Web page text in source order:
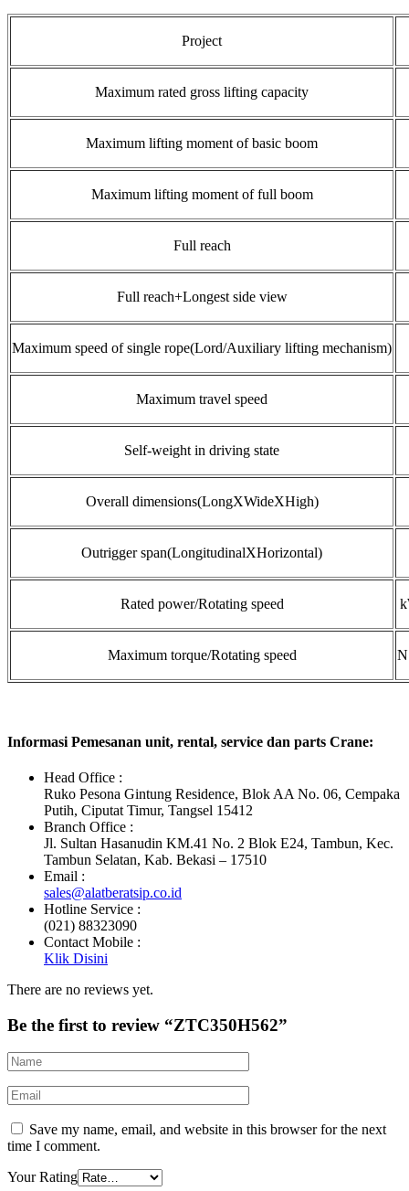
Project
Maximum rated gross lifting capacity
Maximum lifting moment of basic boom
Maximum lifting moment of full boom
Full reach
Full reach+Longest side view
Maximum speed of single rope(Lord/Auxiliary lifting mechanism)
Maximum travel speed
Self-weight in driving state
Overall dimensions(LongXWideXHigh)
Outrigger span(LongitudinalXHorizontal)
Rated power/Rotating speed
Maximum torque/Rotating speed
Informasi Pemesanan unit, rental, service dan parts Crane:
Head Office :
Ruko Pesona Gintung Residence, Blok AA No. 06, Cempaka
Putih, Ciputat Timur, Tangsel 15412
Branch Office :
Jl. Sultan Hasanudin KM.41 No. 2 Blok E24, Tambun, Kec.
Tambun Selatan, Kab. Bekasi – 17510
Email :
sales@alatberatsip.co.id
Hotline Service :
(021) 88323090
Contact Mobile :
Klik Disini
There are no reviews yet.
Be the first to review “ZTC350H562”
Save my name, email, and website in this browser for the next
time I comment.
Your Rating